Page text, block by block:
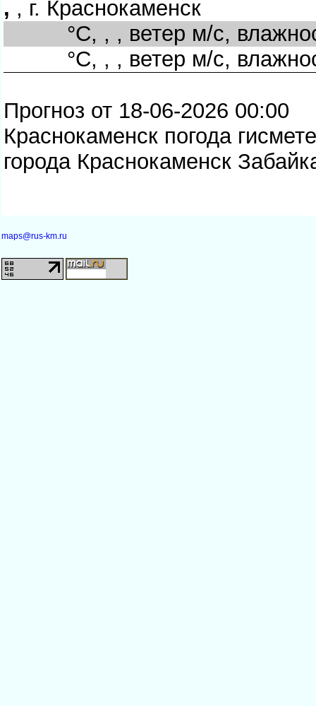
, , г. Краснокаменск
°C, , , ветер м/с,
°C, , , ветер м/с,
Прогноз от 18-06-2026 00:00
Краснокаменск погода
орода Краснокаменск
maps@rus-km.ru